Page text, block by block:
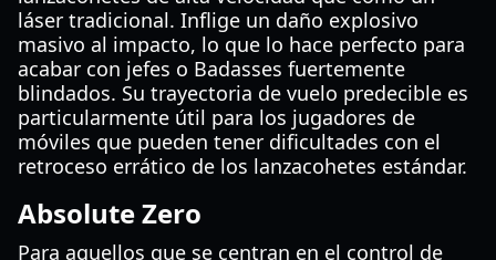
láser tradicional. Inflige un daño explosivo
masivo al impacto, lo que lo hace perfecto para
acabar con jefes o Badasses fuertemente
blindados. Su trayectoria de vuelo predecible es
particularmente útil para los jugadores de
móviles que pueden tener dificultades con el
retroceso errático de los lanzacohetes estándar.
Absolute Zero
Para aquellos que se centran en el control de